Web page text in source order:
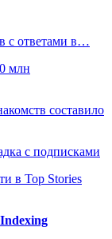
с ответами в…
млн
составило
с подписками
в Top Stories